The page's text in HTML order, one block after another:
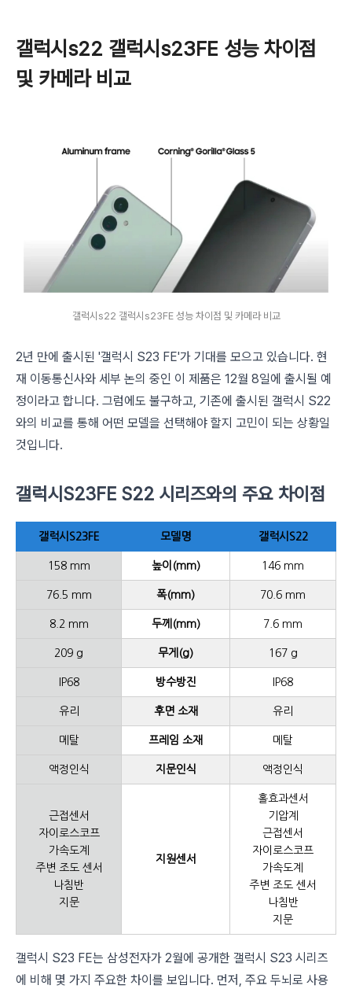
갤럭시s22 갤럭시s23FE 성능 차이점
및 카메라 비교
갤럭시s22 갤럭시s23FE 성능 차이점 및 카메라 비교
2년 만에 출시된 '갤럭시 S23 FE'가 기대를 모으고 있습니다. 현
재 이동통신사와 세부 논의 중인 이 제품은 12월 8일에 출시될 예
정이라고 합니다. 그럼에도 불구하고, 기존에 출시된 갤럭시 S22
와의 비교를 통해 어떤 모델을 선택해야 할지 고민이 되는 상황일
것입니다.
갤럭시S23FE S22 시리즈와의 주요 차이점
갤럭시S23FE 모델명 갤럭시S22
158 mm 높이(mm) 146 mm
76.5 mm 폭(mm) 70.6 mm
8.2 mm 두께(mm) 7.6 mm
209 g 무게(g) 167 g
IP68 방수방진 IP68
유리 후면 소재 유리
메탈 프레임 소재 메탈
액정인식 지문인식 액정인식
근접센서
자이로스코프
가속도계
주변 조도 센서
나침반
지문
지원센서
홀효과센서
기압계
근접센서
자이로스코프
가속도계
주변 조도 센서
나침반
지문
갤럭시 S23 FE는 삼성전자가 2월에 공개한 갤럭시 S23 시리즈
에 비해 몇 가지 주요한 차이를 보입니다. 먼저, 주요 두뇌로 사용